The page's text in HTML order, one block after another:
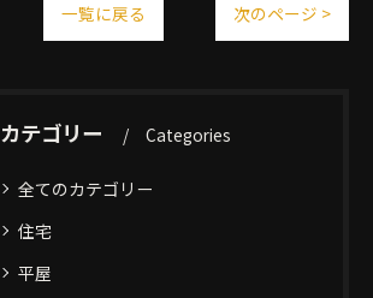
一覧に戻る 次のページ >
カテゴリー Categories
全てのカテゴリー
住宅
平屋